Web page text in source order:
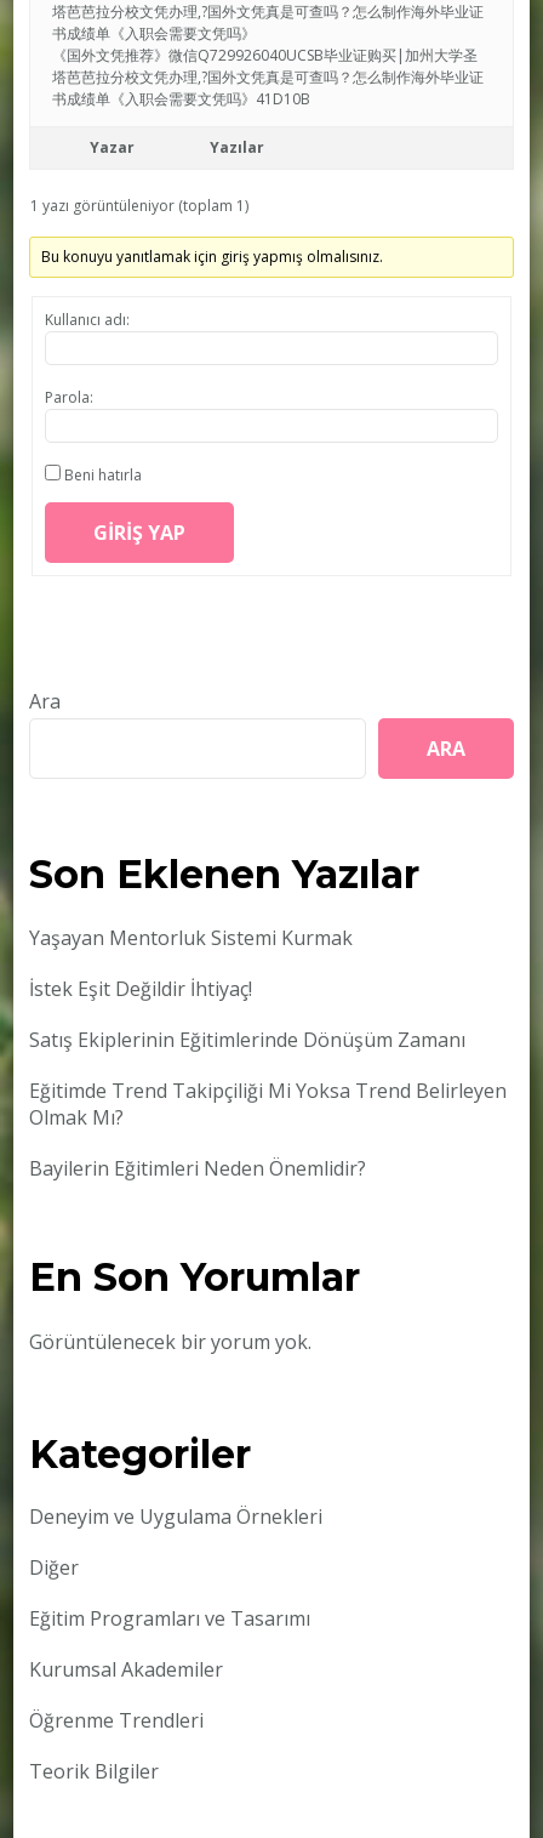
塔芭芭拉分校文凭办理,?国外文凭真是可查吗？怎么制作海外毕业证
书成绩单《入职会需要文凭吗》
《国外文凭推荐》微信Q729926040UCSB毕业证购买|加州大学圣
塔芭芭拉分校文凭办理,?国外文凭真是可查吗？怎么制作海外毕业证
书成绩单《入职会需要文凭吗》41D10B
Yazar Yazılar
1 yazı görüntüleniyor (toplam 1)
Bu konuyu yanıtlamak için giriş yapmış olmalısınız.
Kullanıcı adı:
Parola:
Beni hatırla
GIRIŞ YAP
Ara
ARA
Son Eklenen Yazılar
Yaşayan Mentorluk Sistemi Kurmak
İstek Eşit Değildir İhtiyaç!
Satış Ekiplerinin Eğitimlerinde Dönüşüm Zamanı
Eğitimde Trend Takipçiliği Mi Yoksa Trend Belirleyen
Olmak Mı?
Bayilerin Eğitimleri Neden Önemlidir?
En Son Yorumlar
Görüntülenecek bir yorum yok.
Kategoriler
Deneyim ve Uygulama Örnekleri
Diğer
Eğitim Programları ve Tasarımı
Kurumsal Akademiler
Öğrenme Trendleri
Teorik Bilgiler